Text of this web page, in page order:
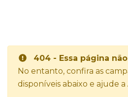
404 - Essa página
No entanto, confira as
disponíveis abaixo e ajude a